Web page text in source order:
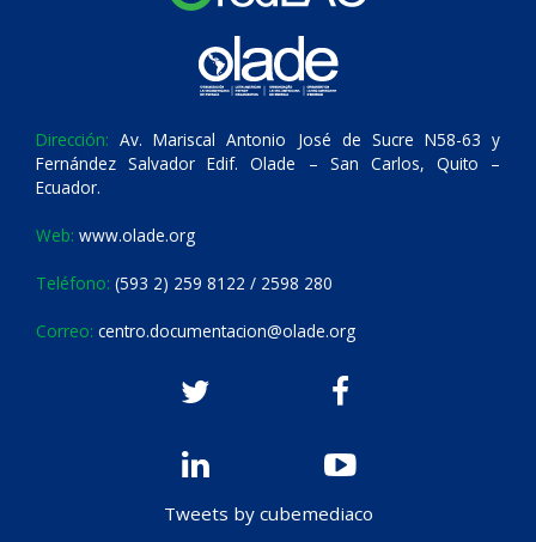
Dirección: Av. Mariscal Antonio José de Sucre N58-63 y
Fernández Salvador Edif. Olade – San Carlos, Quito –
Ecuador.
Web: www.olade.org
Teléfono: (593 2) 259 8122 / 2598 280
Correo: centro.documentacion@olade.org
Tweets by cubemediaco